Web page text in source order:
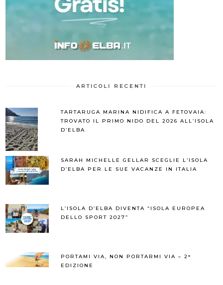
ARTICOLI RECENTI
TARTARUGA MARINA NIDIFICA A FETOVAIA:
TROVATO IL PRIMO NIDO DEL 2026 ALL’ISOLA
D’ELBA
SARAH MICHELLE GELLAR SCEGLIE L’ISOLA
D’ELBA PER LE SUE VACANZE IN ITALIA
L’ISOLA D’ELBA DIVENTA “ISOLA EUROPEA
DELLO SPORT 2027”
PORTAMI VIA, NON PORTARMI VIA – 2°
EDIZIONE